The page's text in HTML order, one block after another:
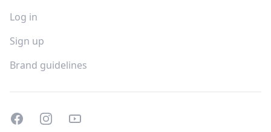
Log in
Sign up
Brand guidelines
FacebookInstagramYoutube